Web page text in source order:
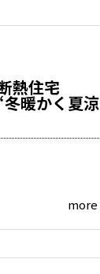
熱住宅
暖かく夏涼
more